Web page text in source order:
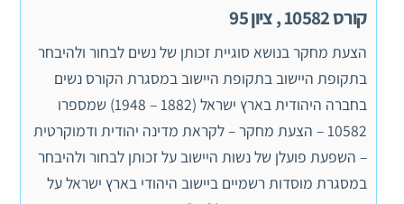
קורס 10582 , ציון 95
הצעת מחקר בנושא סוגיית זכותן של נשים לבחור ולהיבחר
בתקופת היישוב בתקופת היישוב במסגרת הקורס נשים
בחברה היהודית בארץ ישראל (1882 – 1948) שמספרו
10582 – הצעת מחקר – לקראת מדינה יהודית ודמוקרטית
– השפעת פועלן של נשות היישוב על זכותן לבחור ולהיבחר
במסגרת מוסדות רשמיים ביישוב היהודי בארץ ישראל על